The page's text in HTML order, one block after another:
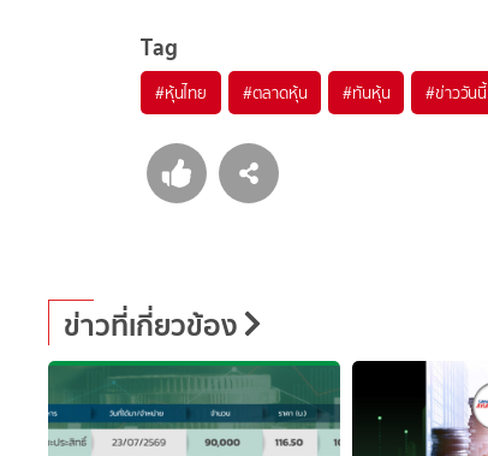
Tag
#หุ้นไทย #ตลาดหุ้น #ทันหุ้น #ข่าววันนี้
ข่าวที่เกี่ยวข้อง